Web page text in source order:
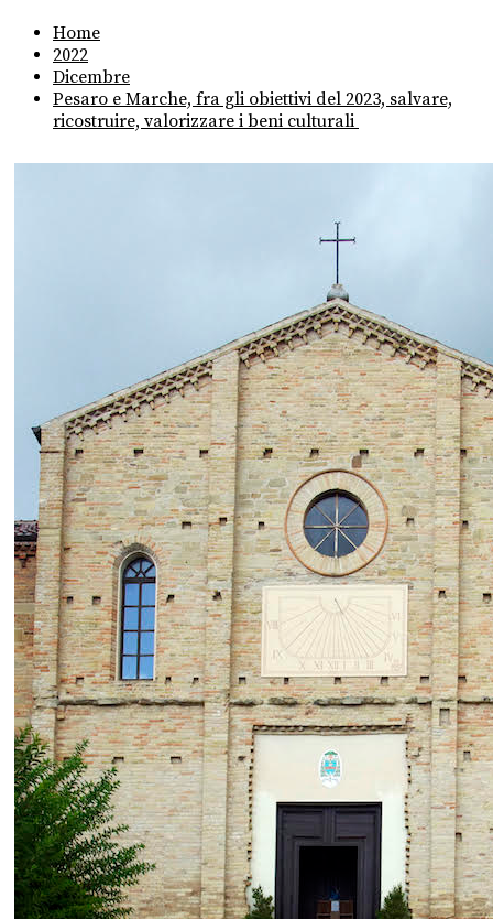
Home
2022
Dicembre
Pesaro e Marche, fra gli obiettivi del 2023, salvare,
ricostruire, valorizzare i beni culturali